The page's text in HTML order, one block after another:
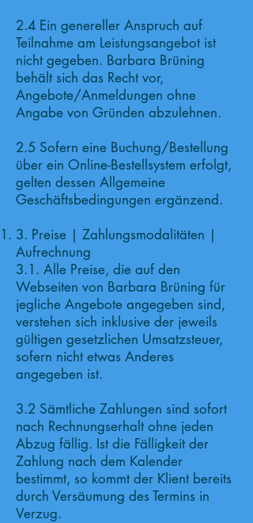
2.4 Ein genereller Anspruch auf
Teilnahme am Leistungsangebot ist
nicht gegeben. Barbara Brüning
behält sich das Recht vor,
Angebote/Anmeldungen ohne
Angabe von Gründen abzulehnen.
2.5 Sofern eine Buchung/Bestellung
über ein Online-Bestellsystem erfolgt,
gelten dessen Allgemeine
Geschäftsbedingungen ergänzend.
3. Preise | Zahlungsmodalitäten |
Aufrechnung
3.1. Alle Preise, die auf den
Webseiten von Barbara Brüning für
jegliche Angebote angegeben sind,
verstehen sich inklusive der jeweils
gültigen gesetzlichen Umsatzsteuer,
sofern nicht etwas Anderes
angegeben ist.
3.2 Sämtliche Zahlungen sind sofort
nach Rechnungserhalt ohne jeden
Abzug fällig. Ist die Fälligkeit der
Zahlung nach dem Kalender
bestimmt, so kommt der Klient bereits
durch Versäumung des Termins in
Verzug.